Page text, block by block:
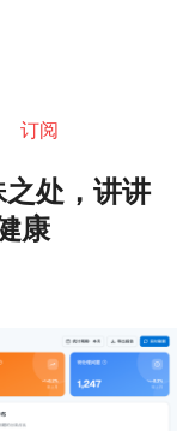
订阅
处，讲讲
康